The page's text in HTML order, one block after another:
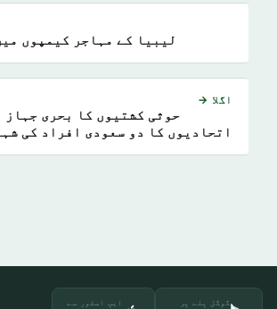
لیبیا کے مہاجر کیمپوں
اگلا →
حوثی کشتیوں کا بحری جہاز
اتحادیوں کا دو سعودی افراد کی
گوگل پلے پر ایپ اسٹور سے